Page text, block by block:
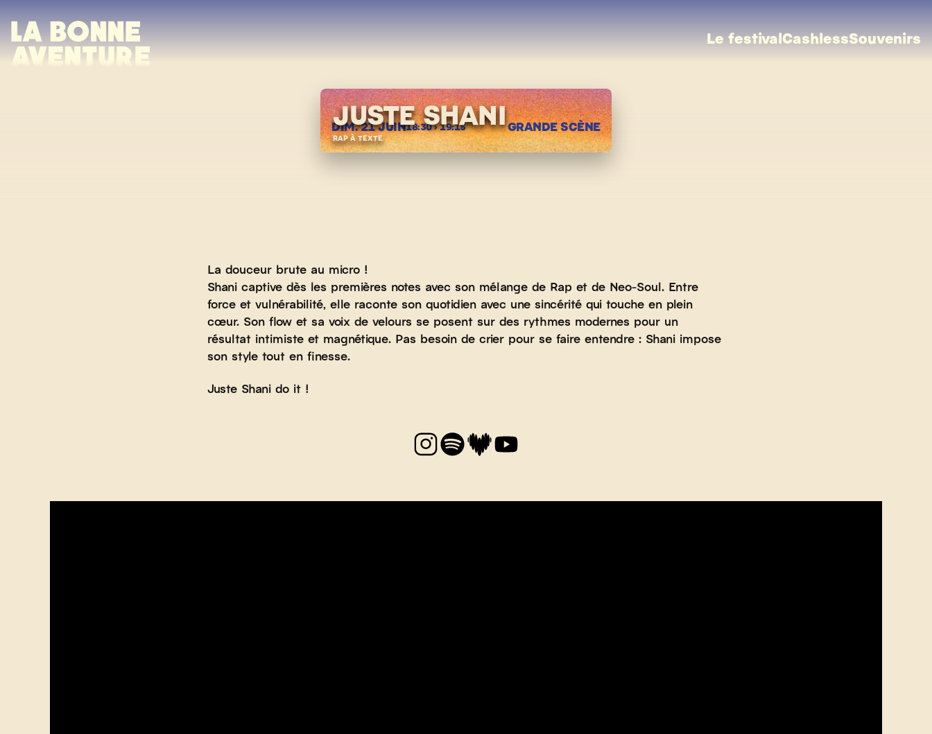
content
Le festivalCashlessSouvenirs
JUSTE SHANI
RAP À TEXTE
DIM. 21 JUIN18:30 › 19:15 GRANDE SCÈNE
La douceur brute au micro !
Shani captive dès les premières notes avec son mélange de Rap et de Neo-Soul. Entre
force et vulnérabilité, elle raconte son quotidien avec une sincérité qui touche en plein
cœur. Son flow et sa voix de velours se posent sur des rythmes modernes pour un
résultat intimiste et magnétique. Pas besoin de crier pour se faire entendre : Shani impose
son style tout en finesse.
Juste Shani do it !